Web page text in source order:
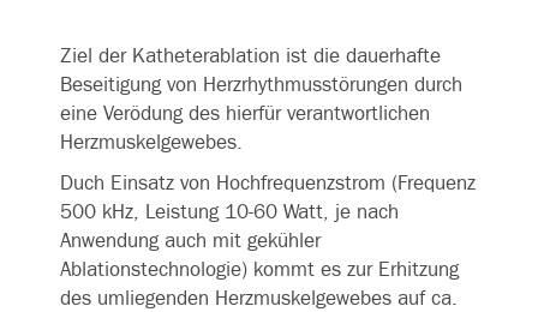
Ziel der Katheterablation ist die dauerhafte
Beseitigung von Herzrhythmusstörungen durch
eine Verödung des hierfür verantwortlichen
Herzmuskelgewebes.
Duch Einsatz von Hochfrequenzstrom (Frequenz
500 kHz, Leistung 10-60 Watt, je nach
Anwendung auch mit gekühler
Ablationstechnologie) kommt es zur Erhitzung
des umliegenden Herzmuskelgewebes auf ca.